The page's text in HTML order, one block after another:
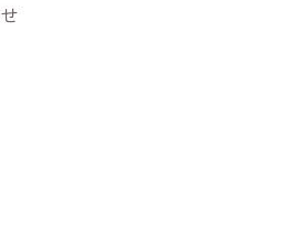
声がけアドバイス”